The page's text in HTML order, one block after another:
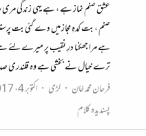
عشق صنم نماز ہے ، ہے یہی زندگی
صنم ، بت کدہِ مجاز میں دے گئی بت
ہے مرا جھکنا درِ نقیب پر میرے لئے
ترے خیال نے بخشی ہے وہ
فرحان محمد خان
لڑی اکتوبر 4، 2017
پسندیدہ کلام